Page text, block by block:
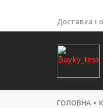
Доставка і
ГОЛОВНА